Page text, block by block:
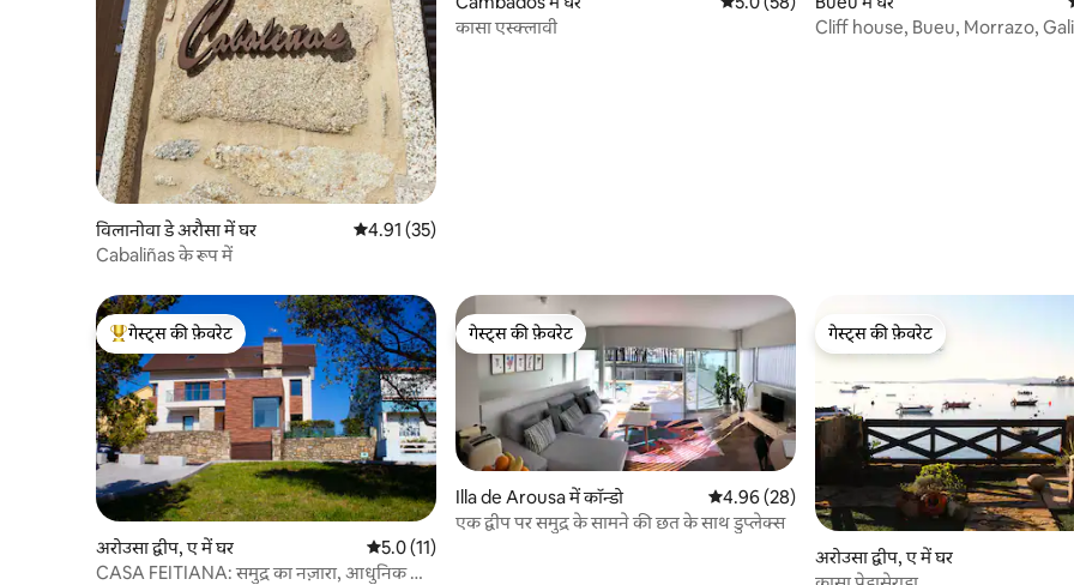
विलानोवा डे अरौसा में घर औसत रेटिंग 5 में से 4.91, 35 समीक्षाएँ
4.91 (35)
Cabaliñas के रूप में
कासा एस्क्लावी
Cliff house, Bueu, Morrazo,
गेस्ट्स का टॉप फ़ेवरेट
गेस्ट्स की फ़ेवरेट
अरोउसा द्वीप, ए में घर औसत रेटिंग 5 में से 5.0, 11 समीक्षाएँ
5.0 (11)
CASA FEITIANA: समुद्र का नज़ारा, आधुनिक और
गेस्ट्स की फ़ेवरेट
गेस्ट्स की फ़ेवरेट
Illa de Arousa में कॉन्डो औसत रेटिंग 5 में से 4.96, 28 समीक्षाएँ
4.96 (28)
एक द्वीप पर समुद्र के सामने की छत के साथ डुप्लेक्स
गेस्ट्स की फ़ेवरेट
गेस्ट्स की फ़ेवरेट
अरोउसा द्वीप, ए में घर